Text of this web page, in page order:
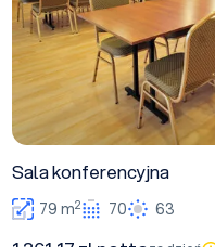
Sala konferencyjna
79 m2 70 63